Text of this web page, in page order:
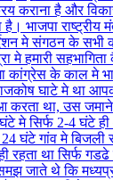
कराना है और
है। भाजपा राष्ट्रीय
मे संगठन के सभी
मे हमारी
के काल मे
घाटे मे था
करता था, उस
मे सिर्फ 2-4 घंटे
24 घंटे गांव मे
रहता था सिर्फ
जाते थे कि